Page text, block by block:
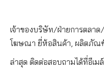
เจ้าของบริษัท/ฝ่ายการตลา
โฆษณา ยี่ห้อสินค้า, ผลิตภัณ
ล่าสุด ติดต่อสอบถามได้ที่อีเมล์